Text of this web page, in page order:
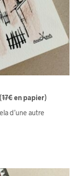
(17€en papier)
d’une autre